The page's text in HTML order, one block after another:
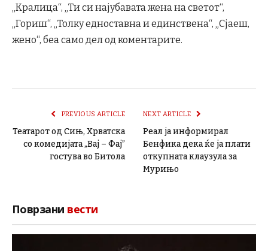
„Кралица“, „Ти си најубавата жена на светот“,
„Гориш“, „Толку едноставна и единствена“, „Сјаеш,
жено“, беа само дел од коментарите.
PREVIOUS ARTICLE
Театарот од Сињ, Хрватска
со комедијата „Вај – Фај”
гостува во Битола
NEXT ARTICLE
Реал ја информирал
Бенфика дека ќе ја плати
откупната клаузула за
Мурињо
Поврзани вести